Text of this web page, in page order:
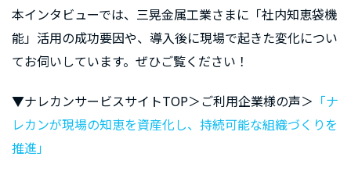
本インタビューでは、三晃金属工業さまに「社内知恵袋機
能」活用の成功要因や、導入後に現場で起きた変化につい
てお伺いしています。ぜひご覧ください！
▼ナレカンサービスサイトTOP＞ご利用企業様の声＞ 「ナ
レカンが現場の知恵を資産化し、持続可能な組織づくりを
推進」